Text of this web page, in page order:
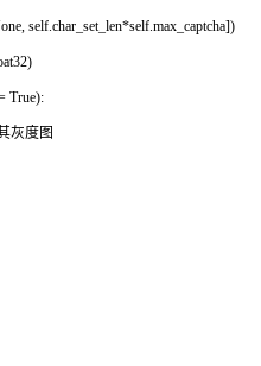
, self.char_set_len*self.max_captcha])
)
True):
灰度图